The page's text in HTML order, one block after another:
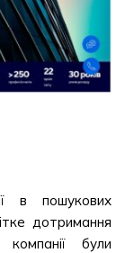
в пошукових
дотримання
були